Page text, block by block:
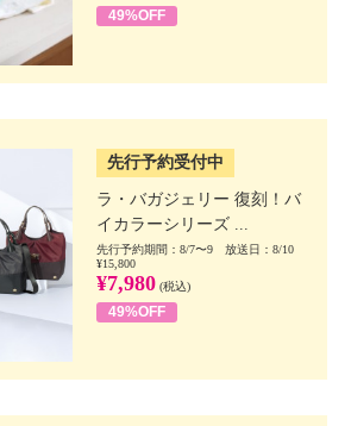
49%OFF
先行予約受付中
ラ・バガジェリー 復刻！バ
イカラーシリーズ ...
先行予約期間：8/7〜9 放送日：8/10
¥15,800
¥7,980 (税込)
49%OFF